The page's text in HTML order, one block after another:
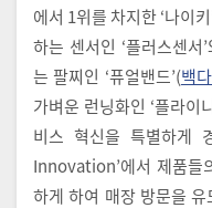
에서 1위를 차지한 ‘나이
하는 센서인 ‘플러스센
는 팔찌인 ‘퓨얼밴드’(백
가벼운 런닝화인 ‘플라이
비스 혁신을 특별하게
Innovation’에서 제품들
하게 하여 매장 방문을